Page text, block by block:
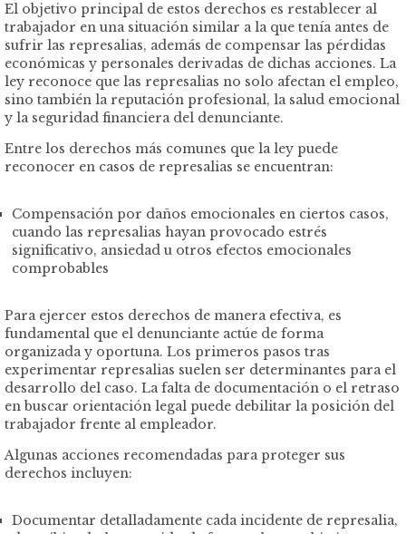
El objetivo principal de estos derechos es restablecer al
trabajador en una situación similar a la que tenía antes de
sufrir las represalias, además de compensar las pérdidas
económicas y personales derivadas de dichas acciones. La
ley reconoce que las represalias no solo afectan el empleo,
sino también la reputación profesional, la salud emocional
y la seguridad financiera del denunciante.
Entre los derechos más comunes que la ley puede
reconocer en casos de represalias se encuentran:
Compensación por daños emocionales en ciertos casos,
cuando las represalias hayan provocado estrés
significativo, ansiedad u otros efectos emocionales
comprobables
Para ejercer estos derechos de manera efectiva, es
fundamental que el denunciante actúe de forma
organizada y oportuna. Los primeros pasos tras
experimentar represalias suelen ser determinantes para el
desarrollo del caso. La falta de documentación o el retraso
en buscar orientación legal puede debilitar la posición del
trabajador frente al empleador.
Algunas acciones recomendadas para proteger sus
derechos incluyen:
Documentar detalladamente cada incidente de represalia,